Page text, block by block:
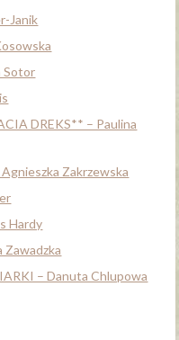
Janik
Sotor
DREKS** – Paulina
Zakrzewska
Hardy
Zawadzka
– Danuta Chlupowa